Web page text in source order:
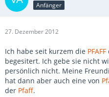
Anfänger
27. Dezember 2012
Ich habe seit kurzem die PFAFF
begesitert. Ich gebe sie nicht
persönlich nicht. Meine
hat dann aber auch eine von
der Pfaff.